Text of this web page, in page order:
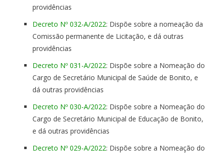
providências
Decreto Nº 032-A/2022: Dispõe sobre a nomeação da
Comissão permanente de Licitação, e dá outras
providências
Decreto Nº 031-A/2022: Dispõe sobre a Nomeação do
Cargo de Secretário Municipal de Saúde de Bonito, e
dá outras providências
Decreto Nº 030-A/2022: Dispõe sobre a Nomeação do
Cargo de Secretário Municipal de Educação de Bonito,
e dá outras providências
Decreto Nº 029-A/2022: Dispõe sobre a Nomeação do